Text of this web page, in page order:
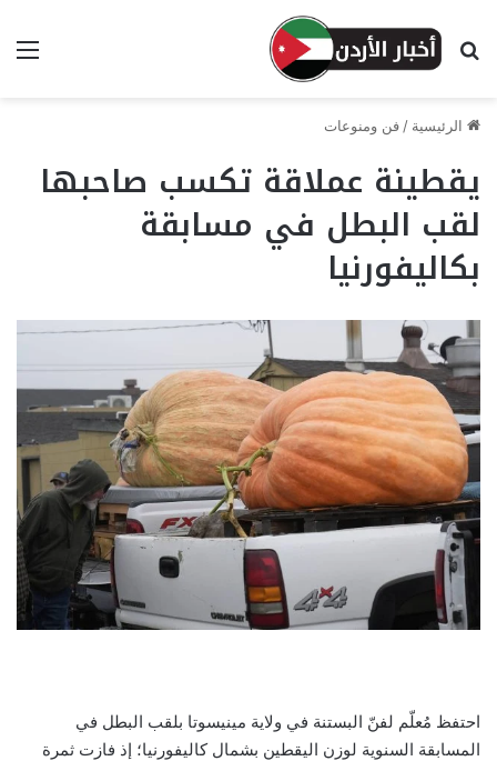
بحث عن
الرئيسية / فن ومنوعات
يقطينة عملاقة تكسب صاحبها
لقب البطل في مسابقة
بكاليفورنيا
احتفظ مُعلّم لفنّ البستنة في ولاية مينيسوتا بلقب البطل في
المسابقة السنوية لوزن اليقطين بشمال كاليفورنيا؛ إذ فازت ثمرة